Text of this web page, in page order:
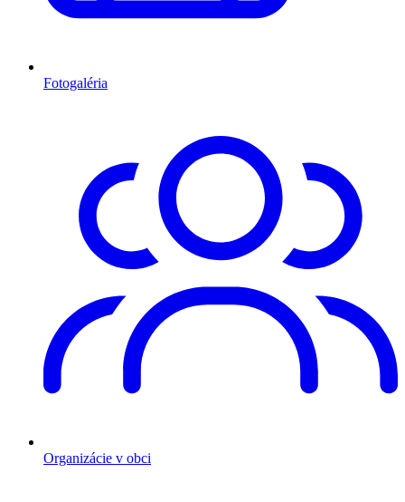
Fotogaléria
Organizácie v obci